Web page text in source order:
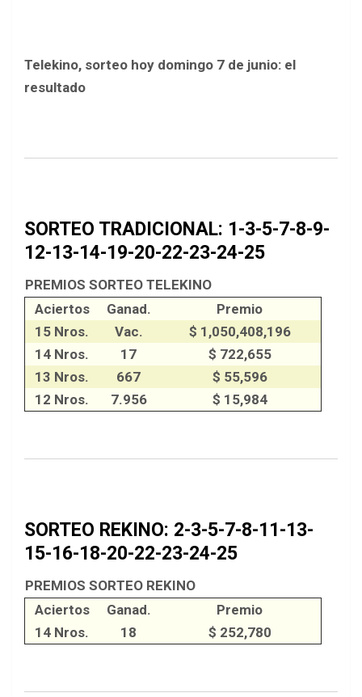
Telekino, sorteo hoy domingo 7 de junio: el
resultado
SORTEO TRADICIONAL: 1-3-5-7-8-9-
12-13-14-19-20-22-23-24-25
PREMIOS SORTEO TELEKINO
Aciertos
Ganad.
Premio
15 Nros.
Vac.
$ 1,050,408,196
14 Nros.
17
$ 722,655
13 Nros.
667
$ 55,596
12 Nros.
7.956 $ 15,984
SORTEO REKINO: 2-3-5-7-8-11-13-
15-16-18-20-22-23-24-25
PREMIOS SORTEO REKINO
Aciertos
Ganad.
Premio
14 Nros.
18 $ 252,780